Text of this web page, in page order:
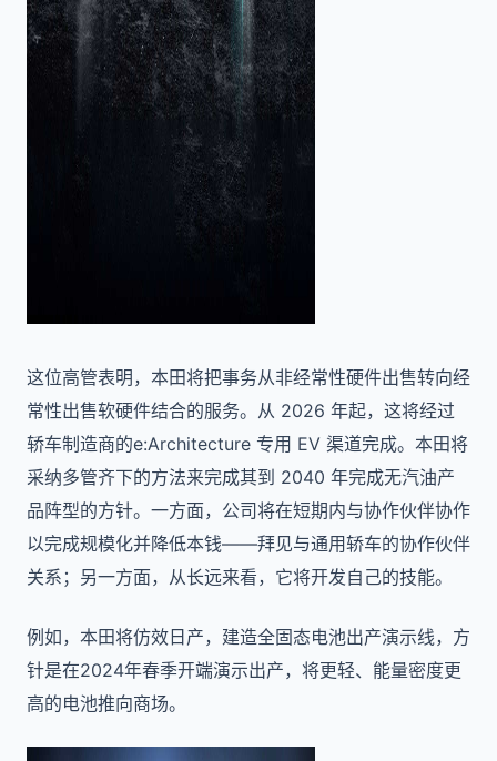
这位高管表明，本田将把事务从非经常性硬件出售转向经
常性出售软硬件结合的服务。从 2026 年起，这将经过
轿车制造商的e:Architecture 专用 EV 渠道完成。本田将
采纳多管齐下的方法来完成其到 2040 年完成无汽油产
品阵型的方针。一方面，公司将在短期内与协作伙伴协作
以完成规模化并降低本钱——拜见与通用轿车的协作伙伴
关系；另一方面，从长远来看，它将开发自己的技能。
例如，本田将仿效日产，建造全固态电池出产演示线，方
针是在2024年春季开端演示出产，将更轻、能量密度更
高的电池推向商场。